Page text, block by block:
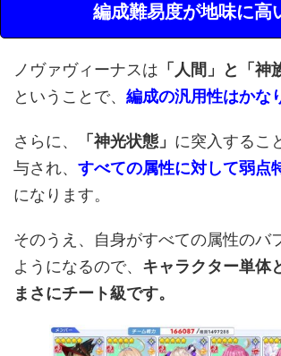
編成難易度が地味に高
ノヴァヴィーナスは 「人間」と「神
ということで、 編成の汎用性はかな
さらに、 「神光状態」 に突入するこ
与され、 すべての属性に対して弱点
になります。
そのうえ、自身がすべての属性のバ
ようになるので、 キャラクター単体
まさにチート級です。